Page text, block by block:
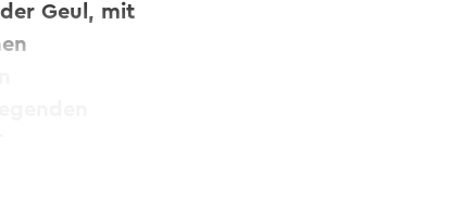
Geul, mit